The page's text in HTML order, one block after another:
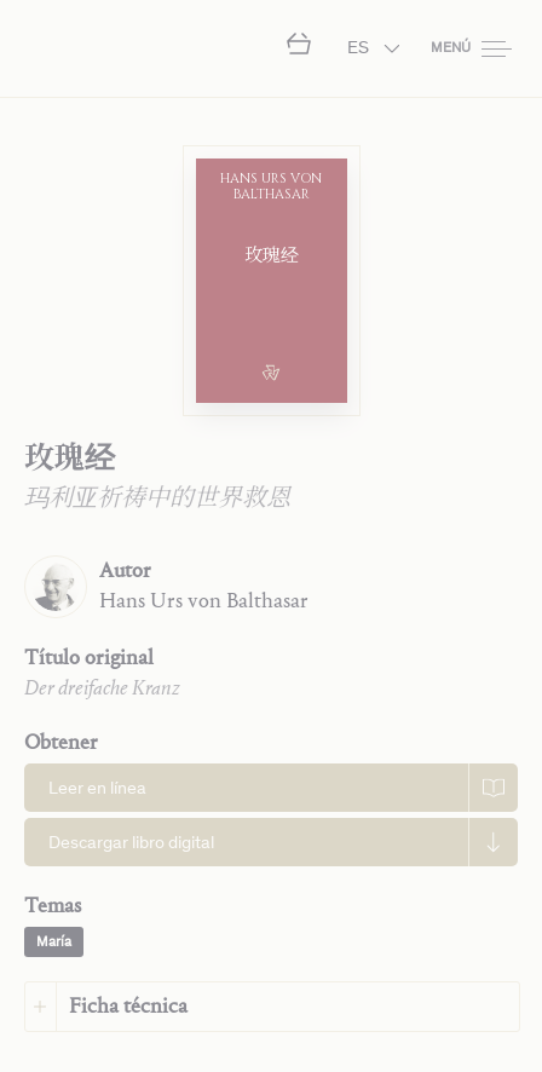
ES MENÚ
玫瑰经
HANS URS VON
BALTHASAR
玫瑰经
玛利亚祈祷中的世界救恩
Autor
Hans Ursvon Balthasar
Título original
Der dreifache Kranz
Obtener
Leer en línea
Descargar libro digital
Temas
María
Ficha técnica